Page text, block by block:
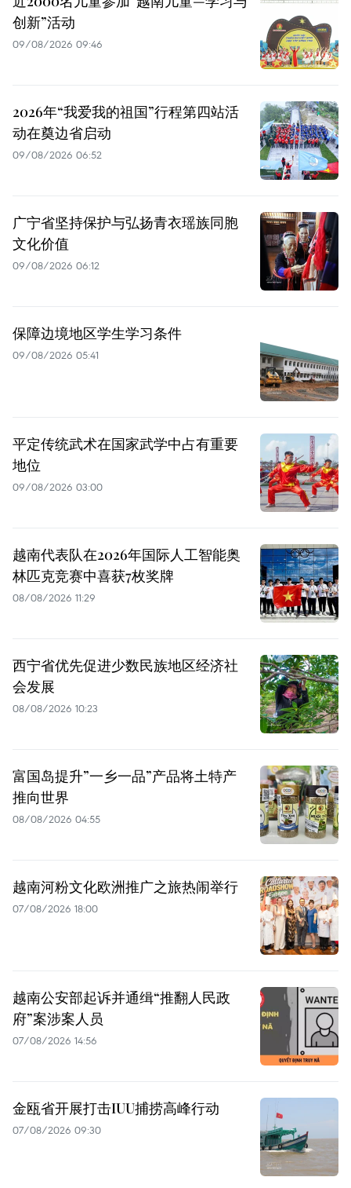
创新”活动
09/08/2026 09:46
2026年“我爱我的祖国”行程第四站活
动在奠边省启动
09/08/2026 06:52
广宁省坚持保护与弘扬青衣瑶族同胞
文化价值
09/08/2026 06:12
保障边境地区学生学习条件
09/08/2026 05:41
平定传统武术在国家武学中占有重要
地位
09/08/2026 03:00
越南代表队在2026年国际人工智能奥
林匹克竞赛中喜获7枚奖牌
08/08/2026 11:29
西宁省优先促进少数民族地区经济社
会发展
08/08/2026 10:23
富国岛提升”一乡一品”产品将土特产
推向世界
08/08/2026 04:55
越南河粉文化欧洲推广之旅热闹举行
07/08/2026 18:00
越南公安部起诉并通缉“推翻人民政
府”案涉案人员
07/08/2026 14:56
金瓯省开展打击IUU捕捞高峰行动
07/08/2026 09:30